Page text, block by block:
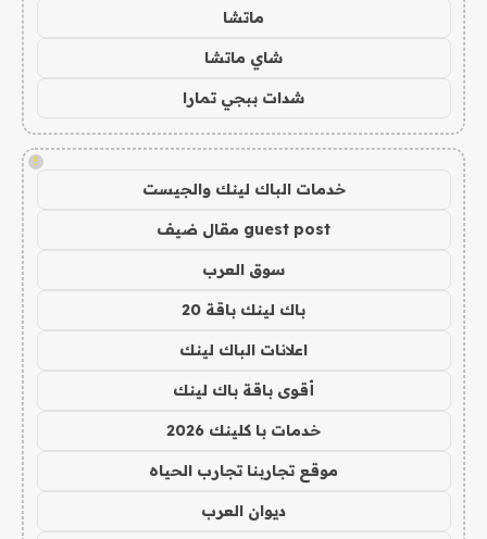
ماتشا
شاي ماتشا
شدات ببجي تمارا
!
خدمات الباك لينك والجيست
guest post مقال ضيف
سوق العرب
باك لينك باقة 20
اعلانات الباك لينك
أقوى باقة باك لينك
خدمات با كلينك 2026
موقع تجاربنا تجارب الحياه
ديوان العرب